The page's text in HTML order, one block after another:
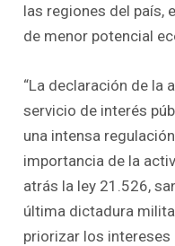
las regiones del país,
de menor potencial
“La declaración de la
servicio de interés
una intensa
importancia de la
atrás la ley 21.526,
última dictadura
priorizar los intereses